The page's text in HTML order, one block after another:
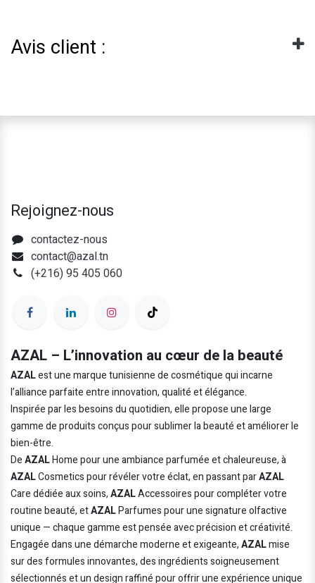
Avis client :
Rejoignez-nous
contactez-nous
contact@azal.tn
(+216) 95 405 060
AZAL – L’innovation au cœur de la beauté
AZALest une marque tunisienne de cosmétique qui incarne
l’alliance parfaite entre innovation, qualité et élégance.
Inspirée par les besoins du quotidien, elle propose une large
gamme de produits conçus pour sublimer la beauté et améliorer le
bien-être.
DeAZALHome pour une ambiance parfumée et chaleureuse, à
AZALCosmetics pour révéler votre éclat, en passant parAZAL
Care dédiée aux soins,AZALAccessoires pour compléter votre
routine beauté, etAZALParfumes pour une signature olfactive
unique — chaque gamme est pensée avec précision et créativité.
Engagée dans une démarche moderne et exigeante,AZALmise
sur des formules innovantes, des ingrédients soigneusement
sélectionnés et un design raffiné pour offrir une expérience unique